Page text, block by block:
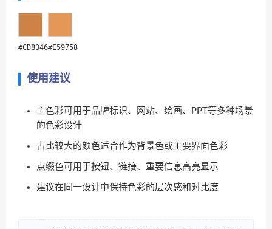
#CD8346#E59758
使用建议
主色彩可用于品牌标识、网站、绘画、PPT等多种场景
的色彩设计
占比较大的颜色适合作为背景色或主要界面色彩
点缀色可用于按钮、链接、重要信息高亮显示
建议在同一设计中保持色彩的层次感和对比度